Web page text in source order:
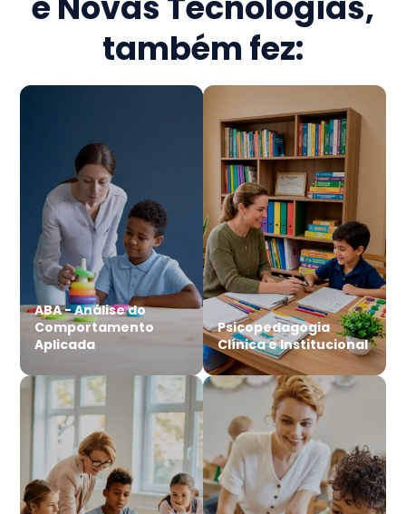
também fez:
ABA - Análise do
Comportamento
Aplicada
Psicopedagogia
Clínica e Institucional